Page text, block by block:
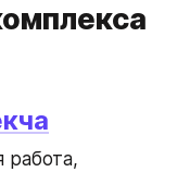
работа,